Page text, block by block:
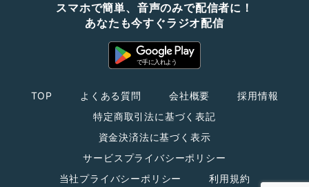
スマホで簡単、音声のみで配信者に！
あなたも今すぐラジオ配信
TOP よくある質問 会社概要
採用情報
特定商取引法に基づく表記
資金決済法に基づく表示
サービスプライバシーポリシー
当社プライバシーポリシー
利用規約